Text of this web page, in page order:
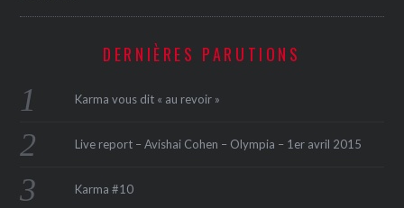
DERNIÈRES PARUTIONS
Karma vous dit « au revoir »
Live report – Avishai Cohen – Olympia – 1er avril 2015
Karma #10